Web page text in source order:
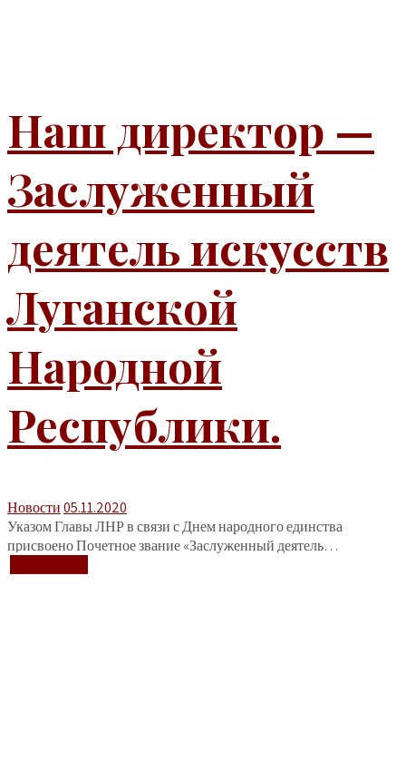
Наш директор —
Заслуженный
деятель искусств
Луганской
Народной
Республики.
Новости05.11.2020
Указом Главы ЛНР в связи с Днем народного единства
присвоено Почетное звание «Заслуженный деятель…